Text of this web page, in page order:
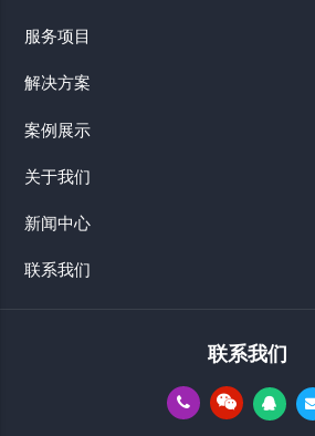
服务项目
解决方案
案例展示
关于我们
新闻中心
联系我们
联系我们